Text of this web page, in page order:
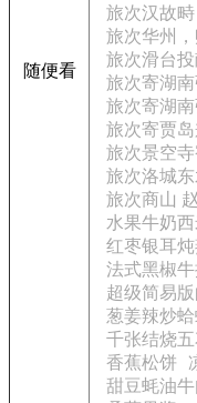
随便看
旅次汉故
旅次华州
旅次滑台
旅次寄湖
旅次寄湖
旅次寄贾
旅次景空
旅次洛城
旅次商山
水果牛奶
红枣银耳
法式黑椒
超级简易
葱姜辣炒蛤
千张结烧
香蕉松饼
甜豆蚝油牛